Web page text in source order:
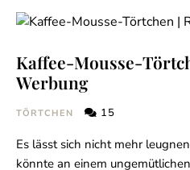
Kaffee-Mousse-
Werbung
TÖRTCHEN 15
Es lässt sich nicht mehr
könnte an einem